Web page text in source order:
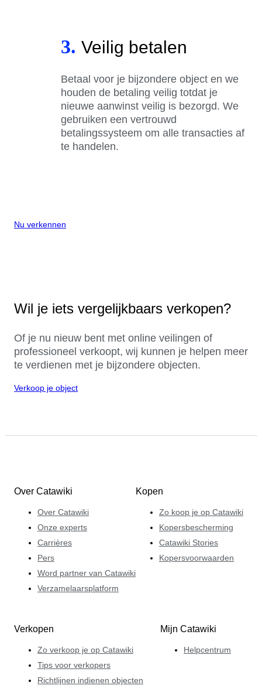
3. Veilig betalen
Betaal voor je bijzondere object en we
houden de betaling veilig totdat je
nieuwe aanwinst veilig is bezorgd. We
gebruiken een vertrouwd
betalingssysteem om alle transacties af
te handelen.
Nu verkennen
Wil je iets vergelijkbaars verkopen?
Of je nu nieuw bent met online veilingen of
professioneel verkoopt, wij kunnen je helpen meer
te verdienen met je bijzondere objecten.
Verkoop je object
Over Catawiki
Over Catawiki
Onze experts
Carrières
Pers
Word partner van Catawiki
Verzamelaarsplatform
Kopen
Zo koop je op Catawiki
Kopersbescherming
Catawiki Stories
Kopersvoorwaarden
Verkopen
Zo verkoop je op Catawiki
Tips voor verkopers
Richtlijnen indienen objecten
Mijn Catawiki
Helpcentrum